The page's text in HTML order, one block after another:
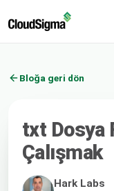
Bloğa geri dön
txt Dosya
Çalışmak
Hark Labs